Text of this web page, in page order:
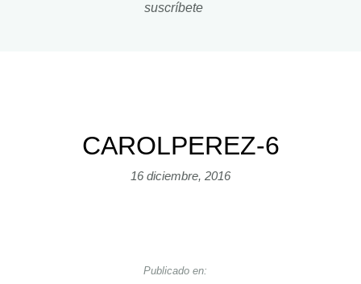
suscríbete
CAROLPEREZ-6
16 diciembre, 2016
Publicado en: